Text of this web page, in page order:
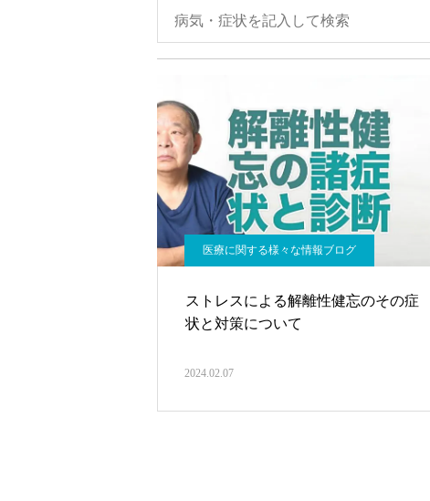
医療に関する様々な情報ブログ
ストレスによる解離性健忘のその症
状と対策について
2024.02.07